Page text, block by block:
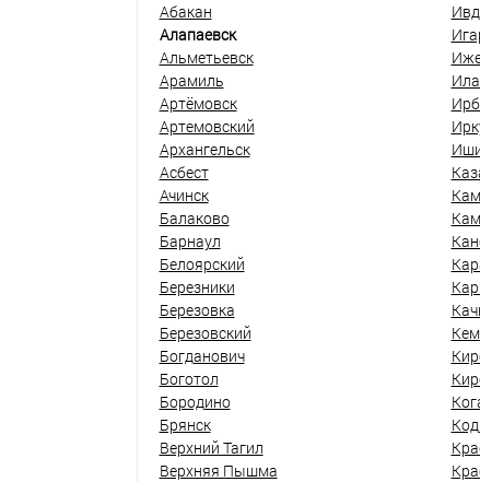
Абакан
Алапаевск
Альметьевск
Арамиль
Артёмовск
Артемовский
Архангельск
Асбест
Ачинск
Балаково
Барнаул
Белоярский
Березники
Березовка
Березовский
Богданович
Боготол
Бородино
Брянск
Верхний Тагил
Верхняя Пышма